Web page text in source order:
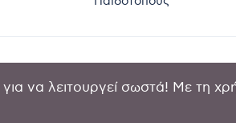
να λειτουργεί σωστά! Με τη